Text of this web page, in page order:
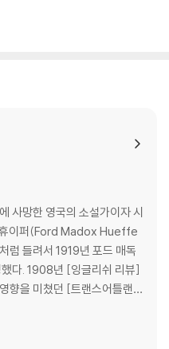
사망한 영국의 소설가이자 시
휴이퍼(Ford Madox Hueffe
럼 들려서 1919년 포드 매독
다. 1908년 [잉글리쉬 리뷰]
향을 미쳤던 [트랜스어틀랜틱
면서 20세기 초의 아방가르
시절 조셉 콘래드와 합작으